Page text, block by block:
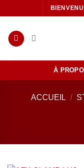
au
contenu
À
ACCUEIL /